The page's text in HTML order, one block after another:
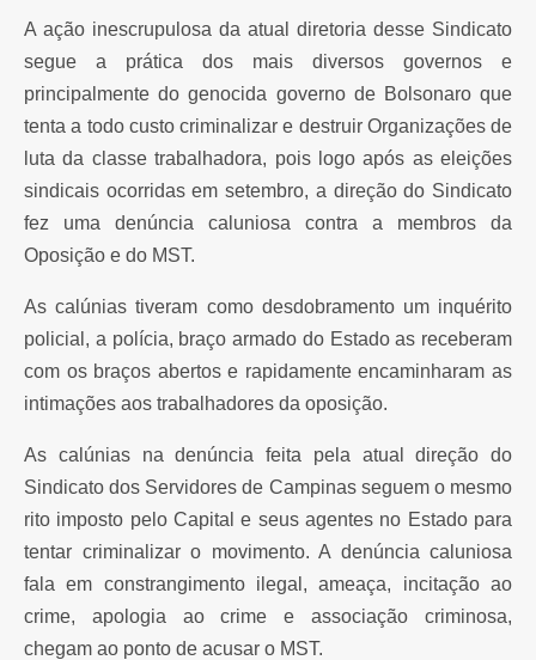
A ação inescrupulosa da atual diretoria desse Sindicato
segue a prática dos mais diversos governos e
principalmente do genocida governo de Bolsonaro que
tenta a todo custo criminalizar e destruir Organizações de
luta da classe trabalhadora, pois logo após as eleições
sindicais ocorridas em setembro, a direção do Sindicato
fez uma denúncia caluniosa contra a membros da
Oposição e do MST.
As calúnias tiveram como desdobramento um inquérito
policial, a polícia, braço armado do Estado as receberam
com os braços abertos e rapidamente encaminharam as
intimações aos trabalhadores da oposição.
As calúnias na denúncia feita pela atual direção do
Sindicato dos Servidores de Campinas seguem o mesmo
rito imposto pelo Capital e seus agentes no Estado para
tentar criminalizar o movimento. A denúncia caluniosa
fala em constrangimento ilegal, ameaça, incitação ao
crime, apologia ao crime e associação criminosa,
chegam ao ponto de acusar o MST.